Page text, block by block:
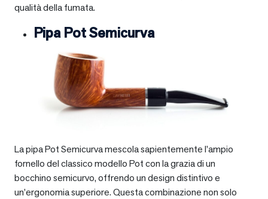
qualità della fumata.
Pipa Pot Semicurva
La pipa Pot Semicurva mescola sapientemente l’ampio
fornello del classico modello Pot con la grazia di un
bocchino semicurvo, offrendo un design distintivo e
un’ergonomia superiore. Questa combinazione non solo